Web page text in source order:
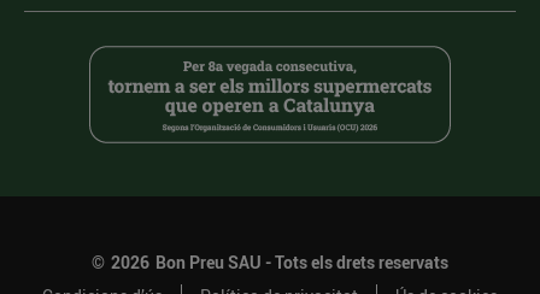
© 2026 Bon Preu SAU - Tots els drets reservats